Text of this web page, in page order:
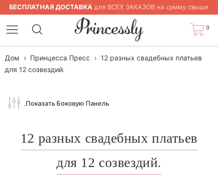
БЕСПЛАТНАЯ ДОСТАВКА для ВСЕХ ЗАКАЗОВ на сумму свыше
0
Дом › Принцесса Пресс › 12 разных свадебных платьев
для 12 созвездий.
Показать Боковую Панель
12 разных свадебных платьев
для 12 созвездий.